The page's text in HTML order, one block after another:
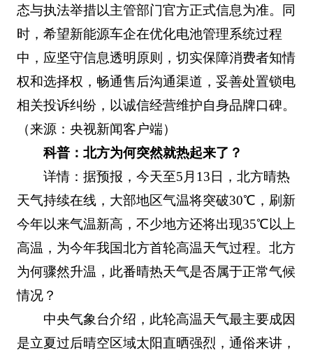
态与执法举措以主管部门官方正式信息为准。同
时，希望新能源车企在优化电池管理系统过程
中，应坚守信息透明原则，切实保障消费者知情
权和选择权，畅通售后沟通渠道，妥善处置锁电
相关投诉纠纷，以诚信经营维护自身品牌口碑。
（来源：央视新闻客户端）
科普：北方为何突然就热起来了？
详情：据预报，今天至5月13日，北方晴热
天气持续在线，大部地区气温将突破30℃，刷新
今年以来气温新高，不少地方还将出现35℃以上
高温，为今年我国北方首轮高温天气过程。北方
为何骤然升温，此番晴热天气是否属于正常气候
情况？
中央气象台介绍，此轮高温天气最主要成因
是立夏过后晴空区域太阳直晒强烈，通俗来讲，